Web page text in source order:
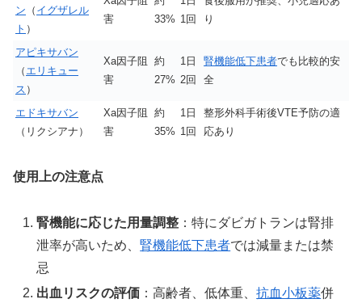
ン （ イグザレル
ト ）
害
33% 1回
り
アピキサバン
（ エリキュー
ス ）
Xa因子阻
害
約
27%
1日
2回
腎機能低下患者でも比較的安
全
エドキサバン
（リクシアナ）
Xa因子阻
害
約
35%
1日
1回
整形外科手術後VTE予防の適
応あり
使用上の注意点
腎機能に応じた用量調整 ：特にダビガトランは腎排
泄率が高いため、腎機能低下患者では減量または禁
忌
出血リスクの評価 ：高齢者、低体重、抗血小板薬併